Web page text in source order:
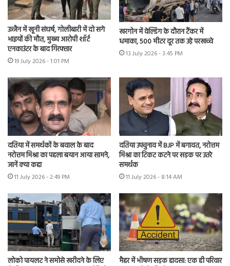
उज्जैन में खूनी संघर्ष, गोलीबारी में दो सगे
भाइयों की मौत, मुख्य आरोपी शॉर्ट
एनकाउंटर के बाद गिरफ्तार
19 July 2026 - 1:01 PM
खरगोन में वेल्डिंग के दौरान टैंकर में
धमाका, 500 मीटर दूर तक उड़े परखच्चे
13 July 2026 - 3:45 PM
दतिया में समर्थकों के बवाल के बाद
नरोत्तम मिश्रा का पहला बयान आया सामने,
जानें क्या कहा
11 July 2026 - 2:49 PM
दतिया उपचुनाव में BJP में बगावत, नरोत्तम
मिश्रा का टिकट कटने पर सड़क पर उतरे
समर्थक
11 July 2026 - 8:14 AM
लोको पायलट ने समोसे खरीदने के लिए
मैहर में भीषण सड़क हादसा: एक ही परिवार